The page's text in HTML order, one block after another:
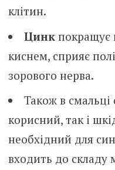
клітин.
Цинкпокращує
киснем, сприяє
зорового нерва.
Також в смальці
корисний, так і
необхідний для
входить до складу